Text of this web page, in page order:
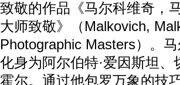
致敬的作品《马尔科维奇，
大师致敬》（Malkovich,
Photographic Masters）。
化身为阿尔伯特·爱因斯坦、
霍尔。通过他包罗万象的技